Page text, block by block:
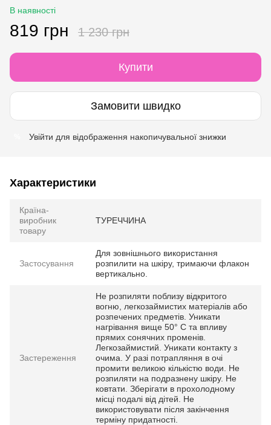
В наявності
819 грн 1 230 грн
Купити
Замовити швидко
Увійти для відображення накопичувальної знижки
Характеристики
Країна-
виробник
товару
ТУРЕЧЧИНА
Застосування
Для зовнішнього використання
розпилити на шкіру, тримаючи флакон
вертикально.
Застереження
Не розпиляти поблизу відкритого
вогню, легкозаймистих матеріалів або
розпечених предметів. Уникати
нагрівання вище 50° С та впливу
прямих сонячних променів.
Легкозаймистий. Уникати контакту з
очима. У разі потрапляння в очі
промити великою кількістю води. Не
розпиляти на подразнену шкіру. Не
ковтати. Зберігати в прохолодному
місці подалі від дітей. Не
використовувати після закінчення
терміну придатності.